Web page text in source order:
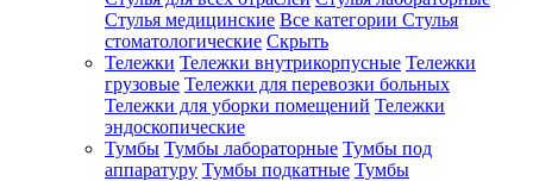
Стулья медицинские Все категории Стулья
стоматологические Скрыть
Тележки Тележки внутрикорпусные Тележки
грузовые Тележки для перевозки больных
Тележки для уборки помещений Тележки
эндоскопические
Тумбы Тумбы лабораторные Тумбы под
аппаратуру Тумбы подкатные Тумбы